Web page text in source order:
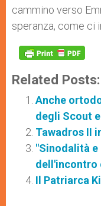
cammino verso
speranza, come ci
Related Posts:
Anche
degli Scout
Tawadros II
"Sinodalità
dell'incontro
Il Patriarca